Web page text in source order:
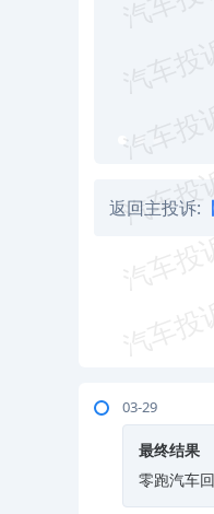
返回主投诉:
03-29
最终结果
零跑汽车